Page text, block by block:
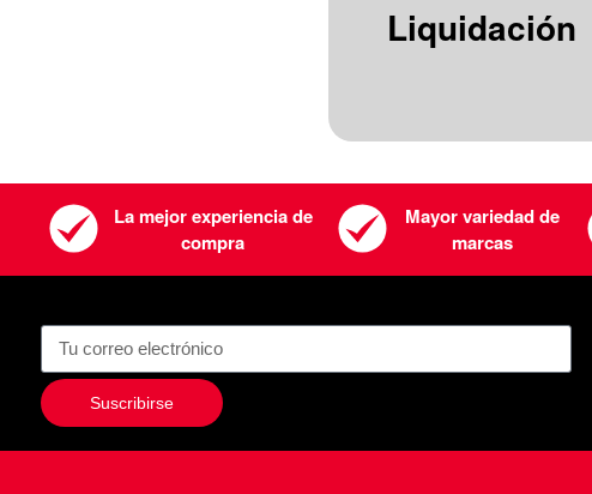
Liquidación
La mejor experiencia de
compra
Mayor variedad de
marcas
Suscribirse